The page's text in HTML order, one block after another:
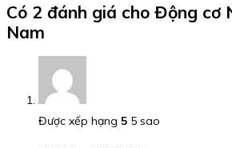
Có 2 đánh giá cho Động cơ
Nam
Được xếp hạng 5 5 sao